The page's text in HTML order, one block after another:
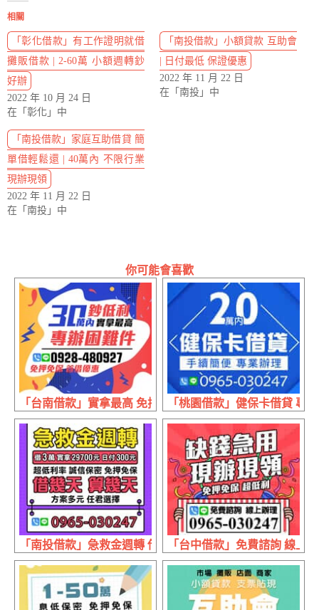
相關
「彰化借款」有工作證明就借
攤販借款 | 2-60萬 小額週轉鈔
好辦
2022 年 10 月 24 日
在「彰化」中
「南投借款」小額貸款 互助會
| 日付最低 保證優惠
2022 年 11 月 22 日
在「南投」中
「南投借款」家庭互助借貸 簡
單借輕鬆還 | 40萬內 不限行業
現辦現領
2022 年 11 月 22 日
在「南投」中
你可能會喜歡
「台南借款」實拿最高 免押免保 | 30萬內 首借優惠
「桃園借款」健保卡借貸 專
「南投借款」急救金週轉 借幾天算幾天 | 借3萬 實拿29700
「台中借款」免費諮詢 線上